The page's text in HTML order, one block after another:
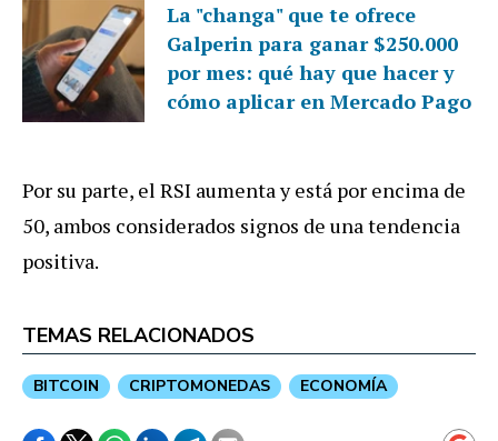
La "changa" que te ofrece
Galperin para ganar $250.000
por mes: qué hay que hacer y
cómo aplicar en Mercado Pago
Por su parte, el RSI aumenta y está por encima de
50, ambos considerados signos de una tendencia
positiva.
TEMAS RELACIONADOS
BITCOIN CRIPTOMONEDAS ECONOMÍA